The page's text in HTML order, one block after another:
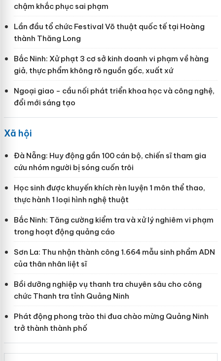
chậm khắc phục sai phạm
Lần đầu tổ chức Festival Võ thuật quốc tế tại Hoàng
thành Thăng Long
Bắc Ninh: Xử phạt 3 cơ sở kinh doanh vi phạm về hàng
giả, thực phẩm không rõ nguồn gốc, xuất xứ
Ngoại giao - cầu nối phát triển khoa học và công nghệ,
đổi mới sáng tạo
Xã hội
Đà Nẵng: Huy động gần 100 cán bộ, chiến sĩ tham gia
cứu nhóm người bị sóng cuốn trôi
Học sinh được khuyến khích rèn luyện 1 môn thể thao,
thực hành 1 loại hình nghệ thuật
Bắc Ninh: Tăng cường kiểm tra và xử lý nghiêm vi phạm
trong hoạt động quảng cáo
Sơn La: Thu nhận thành công 1.664 mẫu sinh phẩm ADN
của thân nhân liệt sĩ
Bồi dưỡng nghiệp vụ thanh tra chuyên sâu cho công
chức Thanh tra tỉnh Quảng Ninh
Phát động phong trào thi đua chào mừng Quảng Ninh
trở thành thành phố